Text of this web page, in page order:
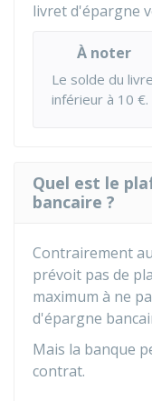
livret d'épargne
À noter
Le solde du
inférieur à 10 €.
Quel est le
bancaire ?
Contrairement
prévoit pas de
maximum à ne
d'épargne
Mais la banque
contrat.